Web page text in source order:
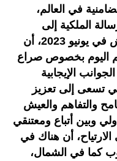
في العالم،
الملكية إلى
المؤتمر البرلماني، المنعقد بمراكش في يونيو 2023، أن
اليوم بخصوص صراع
الإيجابية
تسعى إلى تعزيز
والتفاهم والعيش
وبين أتباع ومعتنقي
أن هناك في
كما في الشمال،